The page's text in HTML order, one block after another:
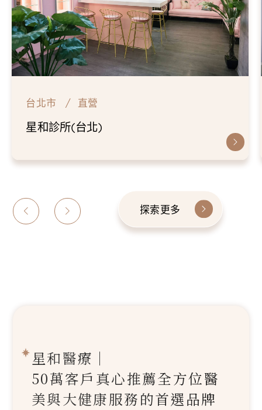
台北市 直營
星和診所(台北)
探索更多
星和醫療｜
50萬客戶真心推薦全方位醫
美與大健康服務的首選品牌